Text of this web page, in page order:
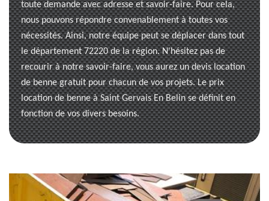
toute demande avec adresse et savoir-faire. Pour cela,
nous pouvons répondre convenablement à toutes vos
nécessités. Ainsi, notre équipe peut se déplacer dans tout
le département 72220 de la région. N'hésitez pas de
recourir à notre savoir-faire, vous aurez un devis location
de benne gratuit pour chacun de vos projets. Le prix
location de benne à Saint Gervais En Belin se définit en
fonction de vos divers besoins.